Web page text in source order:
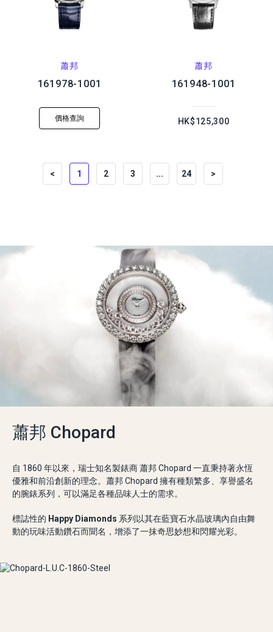
蕭邦
161978-1001
價格查詢
蕭邦
161948-1001
HK$125,300
< 1 2 3 ... 24 >
蕭邦 Chopard
自 1860 年以來，瑞士知名製錶商 蕭邦 Chopard 一直秉持著永恆
優雅和前沿創新的理念。蕭邦 Chopard 擁有種類繁多、享譽盛名
的腕錶系列，可以滿足各種品味人士的需求。
標誌性的 Happy Diamonds 系列以其在藍寶石水晶玻璃內自由舞
動的玩味活動鑽石而聞名，增添了一抹奇思妙想和閃耀光彩。